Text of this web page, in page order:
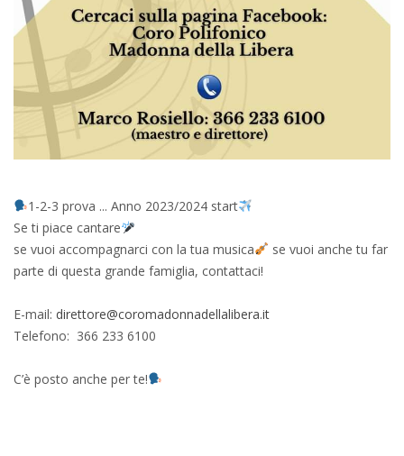
1-2-3 prova ... Anno 2023/2024 start
Se ti piace cantare
se vuoi accompagnarci con la tua musica
se vuoi anche tu far
parte di questa grande famiglia, contattaci!
E-mail: direttore@coromadonnadellalibera.it
Telefono: 366 233 6100
C’è posto anche per te!